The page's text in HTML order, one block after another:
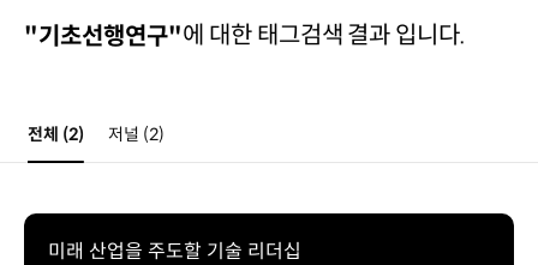
"기초선행연구"에 대한 태그검색 결과 입니다.
전체 (2) 저널 (2)
미래 산업을 주도할 기술 리더십